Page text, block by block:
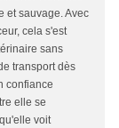
et sauvage. Avec
cela s'est
sans
transport dès
confiance
elle se
voit